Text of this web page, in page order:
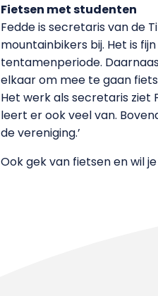
Fietsen met studenten
Fedde is secretaris van de
mountainbikers bij. Het is
tentamenperiode.
elkaar om mee te gaan
Het werk als secretaris ziet
leert er ook veel van.
de vereniging.’
Ook gek van fietsen en wil